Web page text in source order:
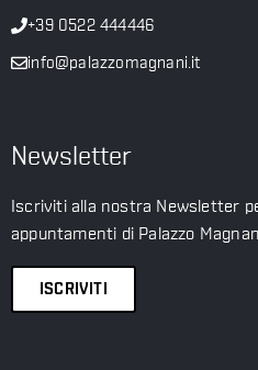
+39 0522 444446
info@palazzomagnani.it
Newsletter
Iscriviti alla nostra Newsletter
appuntamenti di Palazzo
ISCRIVITI